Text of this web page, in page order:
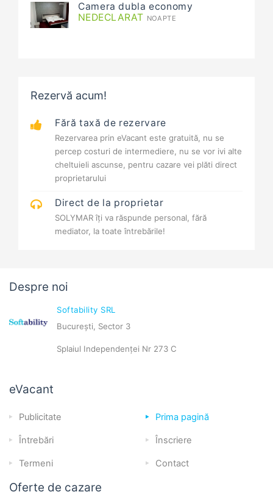
Camera dubla economy
NEDECLARAT NOAPTE
Rezervă acum!
Fără taxă de rezervare
Rezervarea prin eVacant este gratuită, nu se
percep costuri de intermediere, nu se vor ivi alte
cheltuieli ascunse, pentru cazare vei plăti direct
proprietarului
Direct de la proprietar
SOLYMAR îți va răspunde personal, fără
mediator, la toate întrebările!
Despre noi
Softability SRL
București, Sector 3
Splaiul Independenței Nr 273 C
eVacant
Publicitate Prima pagină
Întrebări Înscriere
Termeni Contact
Oferte de cazare